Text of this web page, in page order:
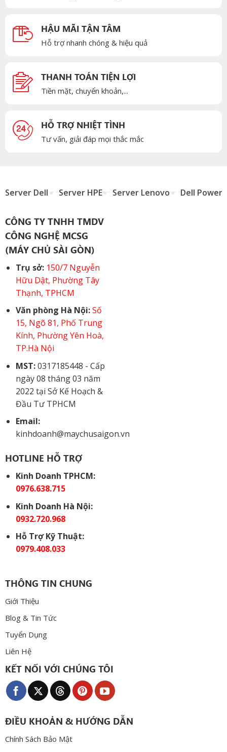
HẬU MÃI TẬN TÂM
Hỗ trợ nhanh chóng & hiệu quả
THANH TOÁN TIỆN LỢI
Tiền mặt, chuyển khoản,...
HỖ TRỢ NHIỆT TÌNH
Tư vấn, giải đáp mọi thắc mắc
Server Dell Server HPE Server Lenovo Dell
CÔNG TY TNHH TMDV
CÔNG NGHỆ MCSG
(MÁY CHỦ SÀI GÒN)
Trụ sở: 150/7 Nguyễn
Hữu Dật, Phường Tây
Thạnh, TPHCM
Văn phòng Hà Nội: Số
15, Ngõ 81, Phố Trung
Kính, Phường Yên Hoà,
TP.Hà Nội
MST:0317185448 - Cấp
ngày 08 tháng 03 năm
2022 tại Sở Kế Hoạch &
Đầu Tư TPHCM
Email:
kinhdoanh@maychusaigon.vn
HOTLINE HỖ TRỢ
Kinh Doanh TPHCM:
0976.638.715
Kinh Doanh Hà Nội:
0932.720.968
Hỗ Trợ Kỹ Thuật:
0979.408.033
THÔNG TIN CHUNG
Giới Thiệu
Blog & Tin Tức
Tuyển Dụng
Liên Hệ
KẾT NỐI VỚI CHÚNG TÔI
ĐIỀU KHOẢN & HƯỚNG DẪN
Chính Sách Bảo Mật